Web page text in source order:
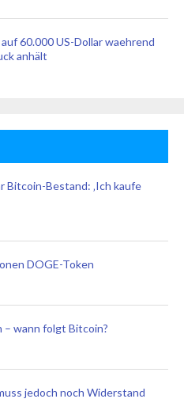
60.000 US-Dollar waehrend
anhält
Bitcoin-Bestand: ‚Ich kaufe
DOGE-Token
wann folgt Bitcoin?
jedoch noch Widerstand